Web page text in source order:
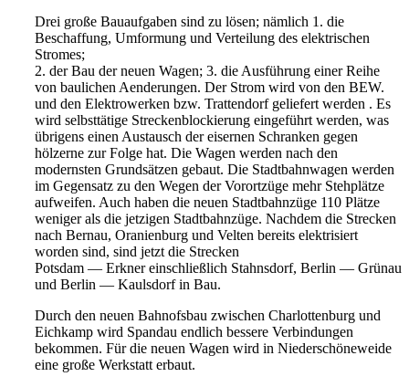
Drei große Bauaufgaben sind zu lösen; nämlich 1. die
Beschaffung, Umformung und Verteilung des elektrischen
Stromes;
2. der Bau der neuen Wagen; 3. die Ausführung einer Reihe
von baulichen Aenderungen. Der Strom wird von den BEW.
und den Elektrowerken bzw. Trattendorf geliefert werden . Es
wird selbsttätige Streckenblockierung eingeführt werden, was
übrigens einen Austausch der eisernen Schranken gegen
hölzerne zur Folge hat. Die Wagen werden nach den
modernsten Grundsätzen gebaut. Die Stadtbahnwagen werden
im Gegensatz zu den Wegen der Vorortzüge mehr Stehplätze
aufweifen. Auch haben die neuen Stadtbahnzüge 110 Plätze
weniger als die jetzigen Stadtbahnzüge. Nachdem die Strecken
nach Bernau, Oranienburg und Velten bereits elektrisiert
worden sind, sind jetzt die Strecken
Potsdam — Erkner einschließlich Stahnsdorf, Berlin — Grünau
und Berlin — Kaulsdorf in Bau.
Durch den neuen Bahnofsbau zwischen Charlottenburg und
Eichkamp wird Spandau endlich bessere Verbindungen
bekommen. Für die neuen Wagen wird in Niederschöneweide
eine große Werkstatt erbaut.